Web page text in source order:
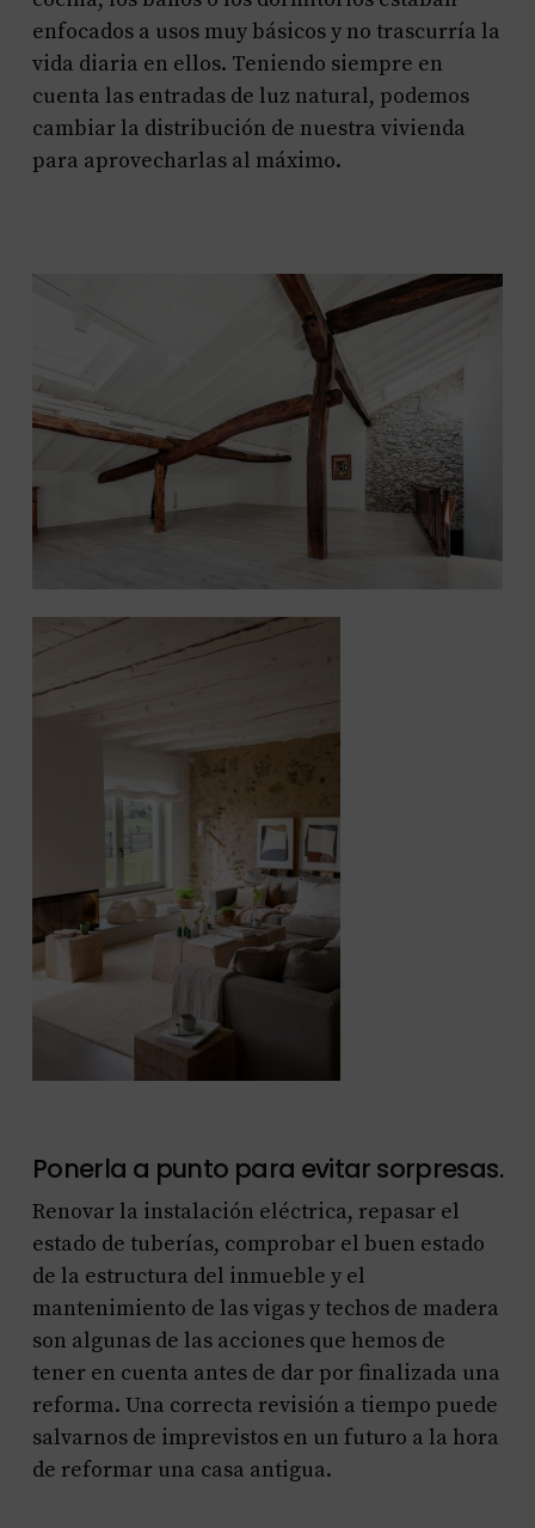
enfocados a usos muy básicos y no trascurría la
vida diaria en ellos. Teniendo siempre en
cuenta las entradas de luz natural, podemos
cambiar la distribución de nuestra vivienda
para aprovecharlas al máximo.
Ponerla a punto para evitar sorpresas.
Renovar la instalación eléctrica, repasar el
estado de tuberías, comprobar el buen estado
de la estructura del inmueble y el
mantenimiento de las vigas y techos de madera
son algunas de las acciones que hemos de
tener en cuenta antes de dar por finalizada una
reforma. Una correcta revisión a tiempo puede
salvarnos de imprevistos en un futuro a la hora
de reformar una casa antigua.